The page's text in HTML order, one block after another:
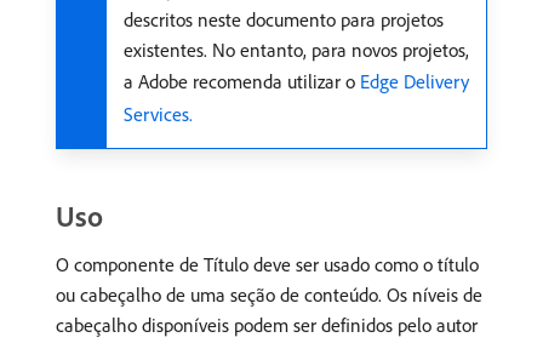
descritos neste documento para projetos
existentes. No entanto, para novos projetos,
a Adobe recomenda utilizar o Edge Delivery
Services.
Uso
O componente de Título deve ser usado como o título
ou cabeçalho de uma seção de conteúdo. Os níveis de
cabeçalho disponíveis podem ser definidos pelo autor